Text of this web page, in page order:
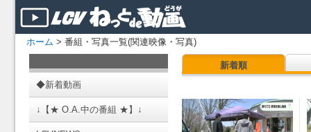
ホーム > 番組・写真一覧(関連映像・写真)
◆新着動画
↓【★ O.A.中の番組 ★】↓
新着順